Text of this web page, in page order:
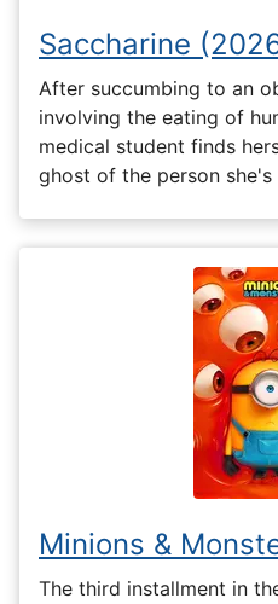
Saccharine
After succumbing to an
involving the eating of
medical student finds
ghost of the person she's
Minions &
The third installment in